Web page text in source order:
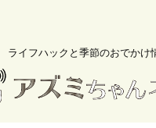
ライフハックと季節のおでかけ